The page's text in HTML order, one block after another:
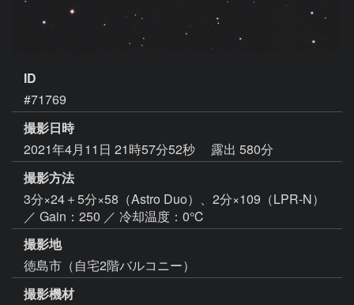
ID
#71769
撮影日時
2021年4月11日 21時57分52秒
露出 580分
撮影方法
3分×24＋5分×58（Astro Duo）、2分×109（LPR-N）
／ Gain：250 ／ 冷却温度：0℃
撮影地
徳島市（自宅2階バルコニー）
撮影機材